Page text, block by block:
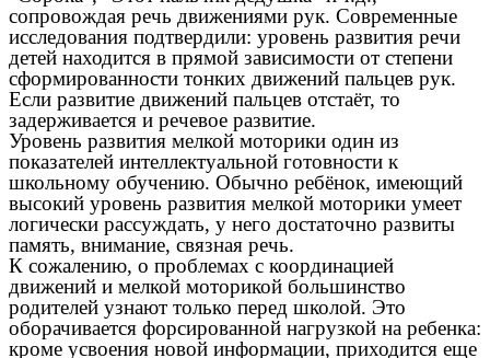
сопровождая речь движениями рук. Современные
исследования подтвердили: уровень развития речи
детей находится в прямой зависимости от степени
сформированности тонких движений пальцев рук.
Если развитие движений пальцев отстаёт, то
задерживается и речевое развитие.
Уровень развития мелкой моторики один из
показателей интеллектуальной готовности к
школьному обучению. Обычно ребёнок, имеющий
высокий уровень развития мелкой моторики умеет
логически рассуждать, у него достаточно развиты
память, внимание, связная речь.
К сожалению, о проблемах с координацией
движений и мелкой моторикой большинство
родителей узнают только перед школой. Это
оборачивается форсированной нагрузкой на ребенка:
кроме усвоения новой информации, приходится еще